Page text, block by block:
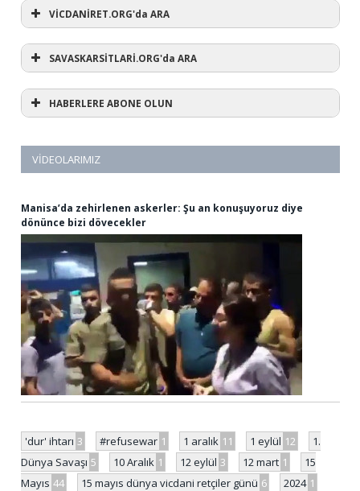
VİCDANİRET.ORG'da ARA
SAVASKARSİTLARİ.ORG'da ARA
HABERLERE ABONE OLUN
VIDEOLARIMIZ
Manisa’da zehirlenen askerler: Şu an konuşuyoruz diye
dönünce bizi dövecekler
'dur' ihtarı 3 #refusewar 1 1 aralık 11 1 eylül 12
1.
Dünya Savaşı 5 10 Aralık 1 12 eylül 3 12 mart 1
15
Mayıs 44 15 mayıs dünya vicdani retçiler günü 6 2024 1